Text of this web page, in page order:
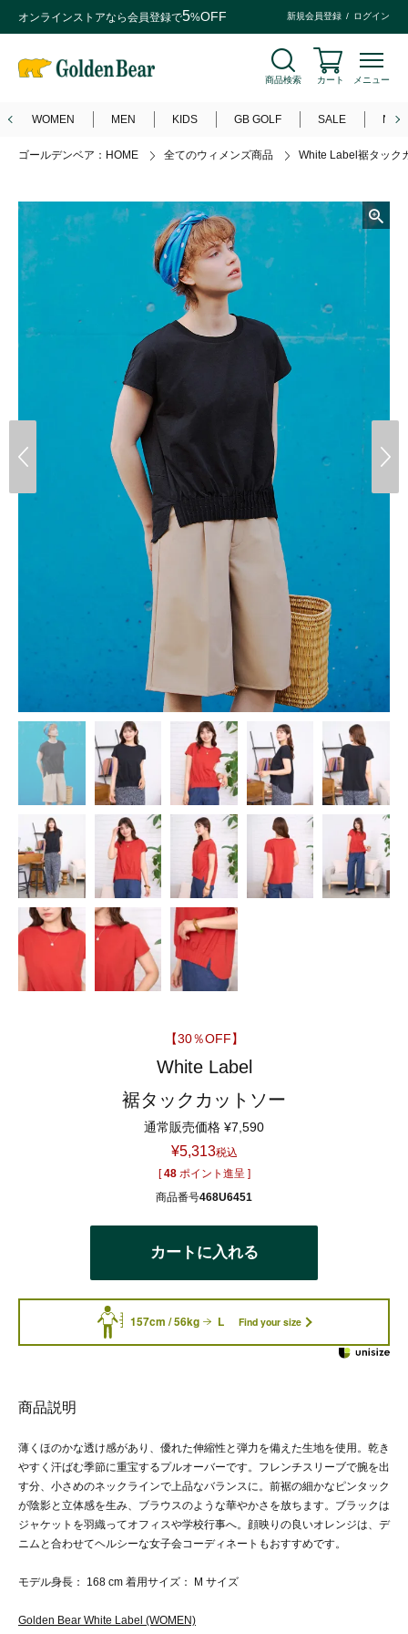
オンラインストアなら会員登録で5%OFF 新規会員登録 ログイン
商品検索 カート メニュー
WOMEN MEN KIDS GB GOLF SALE
ゴールデンベア：HOME 全てのウィメンズ商品 White Label裾タック
【30％OFF】
White Label
裾タックカットソー
通常販売価格 ¥7,590
¥5,313税込
[ 48 ポイント進呈 ]
商品番号468U6451
カートに入れる
157cm / 56kg L Find your size
商品説明
薄くほのかな透け感があり、優れた伸縮性と弾力を備えた生地を使用。乾き
やすく汗ばむ季節に重宝するプルオーバーです。フレンチスリーブで腕を出
す分、小さめのネックラインで上品なバランスに。前裾の細かなピンタック
が陰影と立体感を生み、ブラウスのような華やかさを放ちます。ブラックは
ジャケットを羽織ってオフィスや学校行事へ。顔映りの良いオレンジは、デ
ニムと合わせてヘルシーな女子会コーディネートもおすすめです。
モデル身長： 168 cm 着用サイズ： M サイズ
Golden Bear White Label (WOMEN)